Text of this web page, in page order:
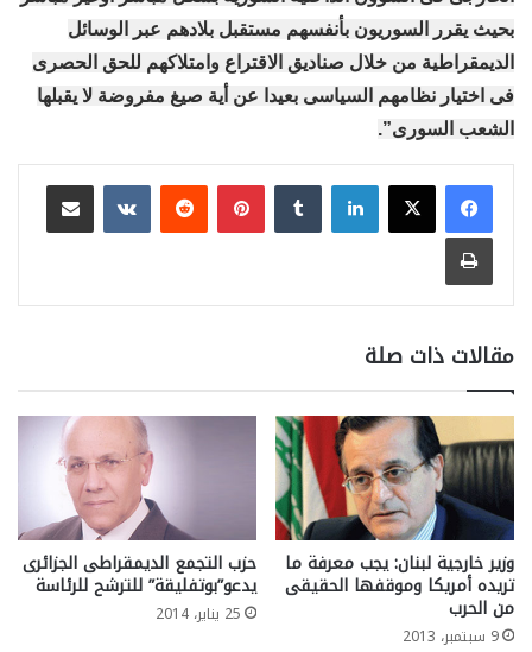
بحيث يقرر السوريون بأنفسهم مستقبل بلادهم عبر الوسائل
الديمقراطية من خلال صناديق الاقتراع وامتلاكهم للحق الحصرى
فى اختيار نظامهم السياسى بعيدا عن أية صيغ مفروضة لا يقبلها
الشعب السورى”.
لينكدإن بينتيريست
مشاركة عبر البريد
طباعة
مقالات ذات صلة
وزير خارجية لبنان: يجب معرفة ما
تريده أمريكا وموقفها الحقيقى
من الحرب
9 سبتمبر، 2013
حزب التجمع الديمقراطى الجزائرى
يدعو”بوتفليقة” للترشح للرئاسة
25 يناير، 2014